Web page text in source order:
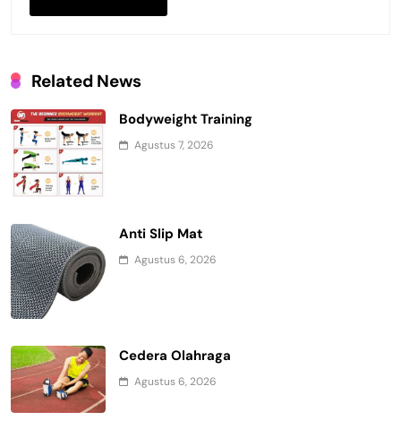
Related News
Bodyweight Training
Agustus 7, 2026
Anti Slip Mat
Agustus 6, 2026
Cedera Olahraga
Agustus 6, 2026